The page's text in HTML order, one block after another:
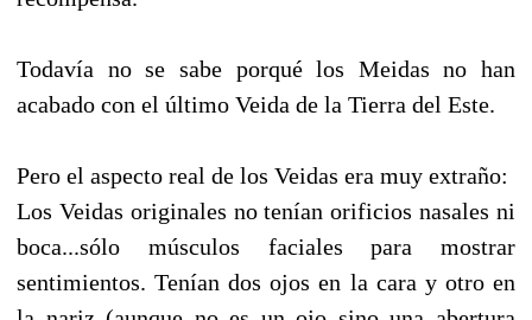
Todavía no se sabe porqué los Meidas no han
acabado con el último Veida de la Tierra del Este.
Pero el aspecto real de los Veidas era muy extraño:
Los Veidas originales no tenían orificios nasales ni
boca...sólo músculos faciales para mostrar
sentimientos. Tenían dos ojos en la cara y otro en